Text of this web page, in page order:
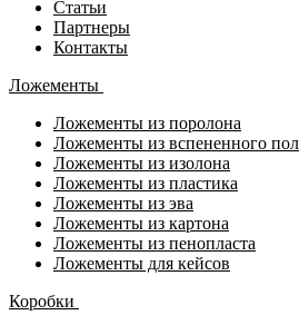
Статьи
Партнеры
Контакты
Ложементы
Ложементы из поролона
Ложементы из вспененного
Ложементы из изолона
Ложементы из пластика
Ложементы из эва
Ложементы из картона
Ложементы из пенопласта
Ложементы для кейсов
Коробки